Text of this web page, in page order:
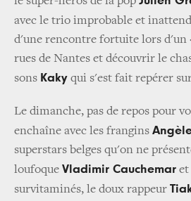
avec le trio improbable et
d'une rencontre fortuite lors d'un
rues de Nantes et découvrir le
sons Kaky qui s'est fait repérer
Le dimanche, pas de repos pour
enchaîne avec les frangins
superstars belges qu'on ne
loufoque Vladimir Cauchemar et
survitaminés, le doux rappeur